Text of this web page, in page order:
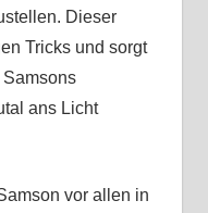
Dieser
Tricks und sorgt
ans Licht
vor allen in